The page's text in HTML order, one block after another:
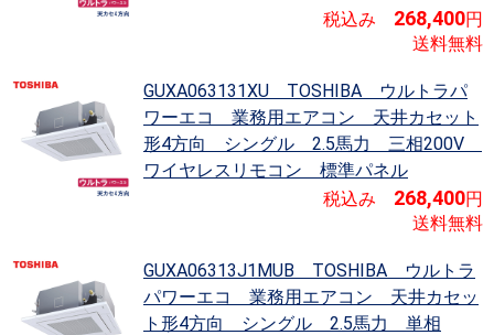
税込み 268,400円
送料無料
GUXA063131XU TOSHIBA ウルトラパ
ワーエコ 業務用エアコン 天井カセット
形4方向 シングル 2.5馬力 三相200V
ワイヤレスリモコン 標準パネル
税込み 268,400円
送料無料
GUXA06313J1MUB TOSHIBA ウルトラ
パワーエコ 業務用エアコン 天井カセッ
ト形4方向 シングル 2.5馬力 単相